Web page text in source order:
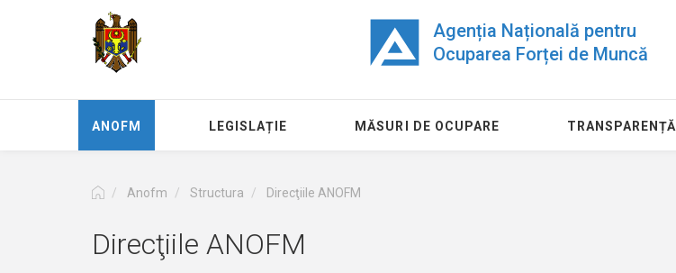
Agenția Națională pentru
Ocuparea Forței de Muncă
ANOFM LEGISLAȚIE MĂSURI DE OCUPARE TRANSPARENȚĂ
Anofm Structura Direcţiile ANOFM
Direcţiile ANOFM